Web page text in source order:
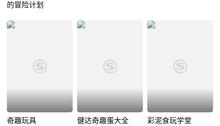
的冒险计划
奇趣玩具 健达奇趣蛋大全 彩泥食玩学堂